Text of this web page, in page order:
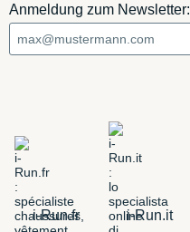
Anmeldung zum Newsletter:
i-Run.fr i-Run.it